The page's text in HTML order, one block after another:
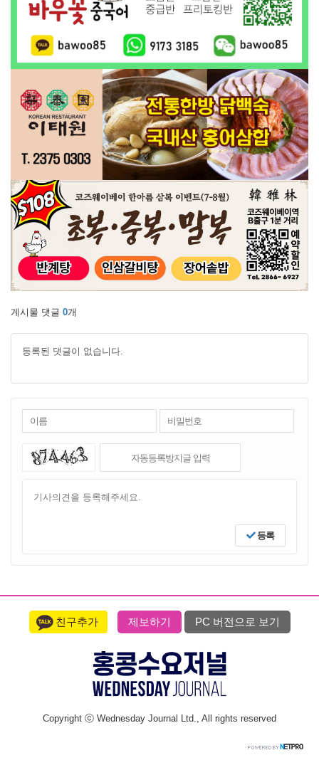
게시물 댓글 0개
등록된 댓글이 없습니다.
등록
친구추가 제보하기 PC 버전으로 보기
Copyright ⓒ Wednesday Journal Ltd., All rights reserved